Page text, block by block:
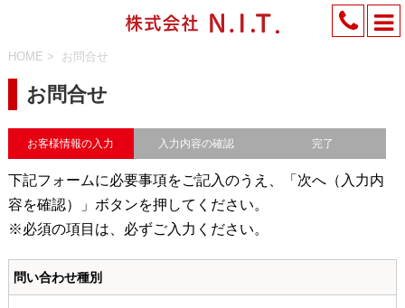
HOME > お問合せ
お問合せ
お客様情報の入力 入力内容の確認 完了
下記フォームに必要事項をご記入のうえ、「次へ（入力内
容を確認）」ボタンを押してください。
※必須の項目は、必ずご入力ください。
問い合わせ種別